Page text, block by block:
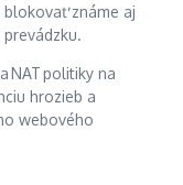
známe aj
NAT politiky na
hrozieb a
webového